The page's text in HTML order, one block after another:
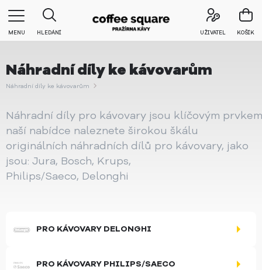
MENU HLEDÁNÍ UŽIVATEL KOŠÍK
Náhradní díly ke kávovarům
Náhradní díly ke kávovarům
Náhradní díly pro kávovary jsou klíčovým
naší nabídce naleznete širokou škálu
originálních náhradních dílů pro kávovary, jako
jsou: Jura, Bosch, Krups,
Philips/Saeco, Delonghi
PRO KÁVOVARY DELONGHI
PRO KÁVOVARY PHILIPS/SAECO